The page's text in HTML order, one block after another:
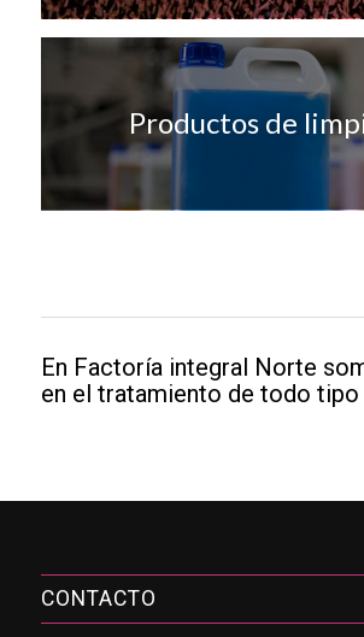
Productos de
En Factoría integral Norte
en el tratamiento de todo tipo
CONTACTO